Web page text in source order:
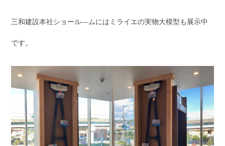
三和建設本社ショール―ムにはミライエの実物大模型も展示中
です。